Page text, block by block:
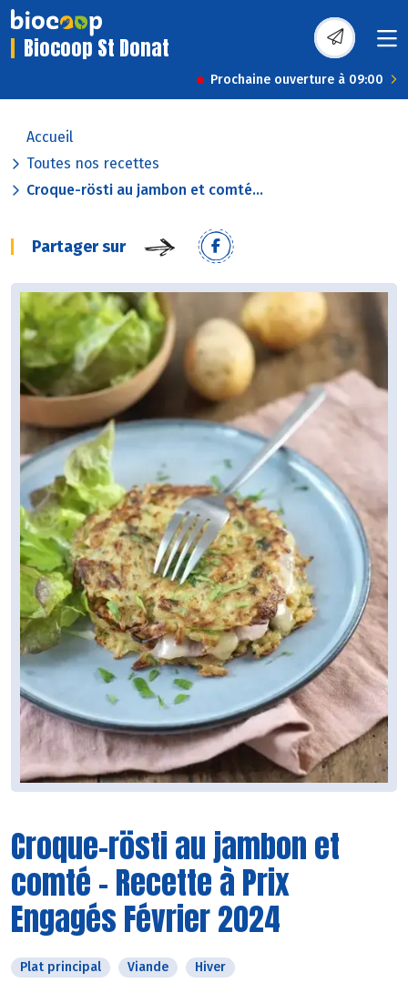
Biocoop St Donat
Prochaine ouverture à 09:00
Accueil
Toutes nos recettes
Croque-rösti au jambon et comté...
Partager sur
Croque-rösti au jambon et
comté - Recette à Prix
Engagés Février 2024
Plat principal Viande Hiver